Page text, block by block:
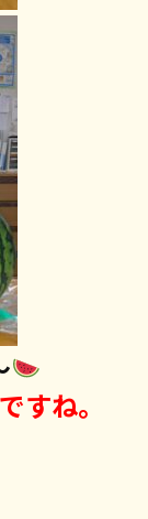
すね。